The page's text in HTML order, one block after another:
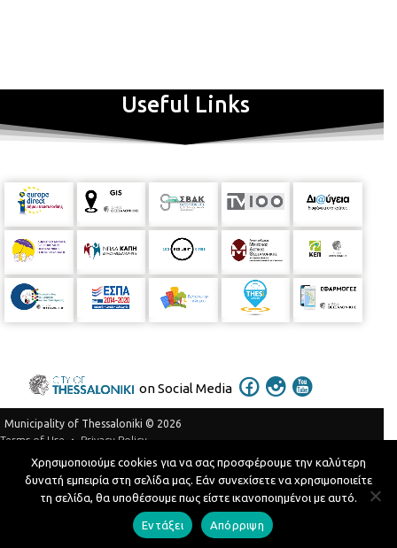
Useful Links
on Social Media
Municipality of Thessaloniki © 2026
Terms of Use
Privacy Policy
Telephone Catalog
Developed byMyCompany Projects
Χρησιμοποιούμε cookies για να σας προσφέρουμε την καλύτερη
δυνατή εμπειρία στη σελίδα μας. Εάν συνεχίσετε να χρησιμοποιείτε
τη σελίδα, θα υποθέσουμε πως είστε ικανοποιημένοι με αυτό.
Εντάξει Απόρριψη